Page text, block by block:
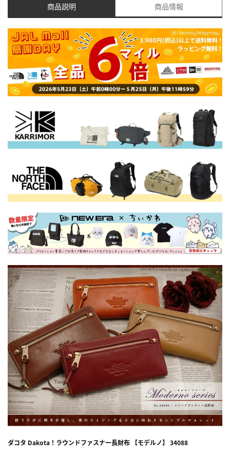
商品説明 商品情報
ダコタ Dakota！ラウンドファスナー長財布 【モデルノ】 34088